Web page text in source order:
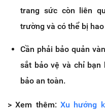
trang sức còn liên
trường và có thể bị
Cần phải bảo quản
sắt bảo vệ và chỉ
bảo an toàn.
> Xem thêm: Xu hướng